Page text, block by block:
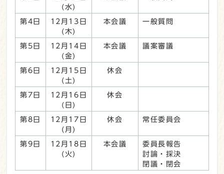
(水)
第4日
12月13日
(木)
本会議 一般質問
第5日
12月14日
(金)
本会議 議案審議
第6日
12月15日
(土)
休会
第7日
12月16日
(日)
休会
第8日
12月17日
(月)
休会 常任委員会
第9日
12月18日
(火)
本会議
委員長報告
討論・採決
閉議・閉会